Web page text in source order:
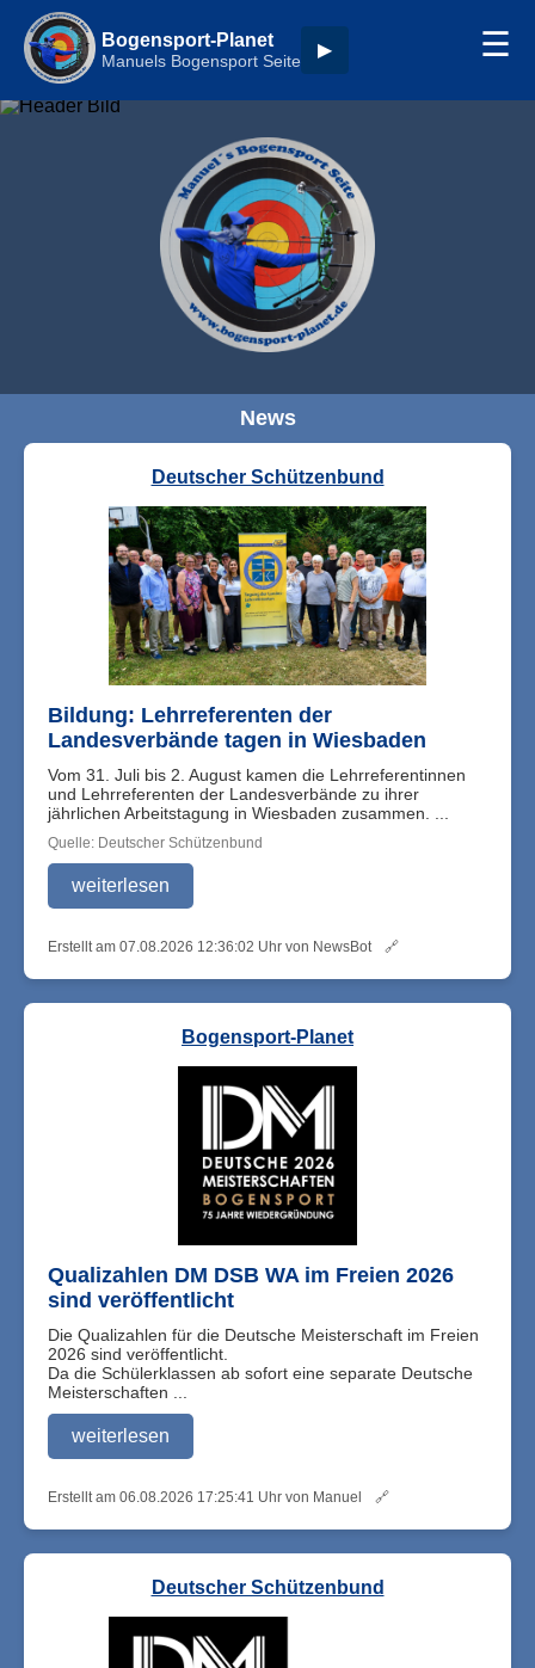
Bogensport-Planet
Manuels Bogensport Seite
▶ ☰
News
Deutscher Schützenbund
Bildung: Lehrreferenten der
Landesverbände tagen in Wiesbaden
Vom 31. Juli bis 2. August kamen die Lehrreferentinnen
und Lehrreferenten der Landesverbände zu ihrer
jährlichen Arbeitstagung in Wiesbaden zusammen. ...
Quelle: Deutscher Schützenbund
weiterlesen
Erstellt am 07.08.2026 12:36:02 Uhr von NewsBot 🔗
Bogensport-Planet
Qualizahlen DM DSB WA im Freien 2026
sind veröffentlicht
Die Qualizahlen für die Deutsche Meisterschaft im Freien
2026 sind veröffentlicht.
Da die Schülerklassen ab sofort eine separate Deutsche
Meisterschaften ...
weiterlesen
Erstellt am 06.08.2026 17:25:41 Uhr von Manuel 🔗
Deutscher Schützenbund